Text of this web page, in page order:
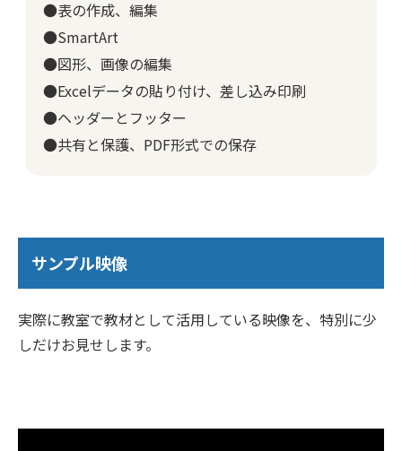
●表の作成、編集
●SmartArt
●図形、画像の編集
●Excelデータの貼り付け、差し込み印刷
●ヘッダーとフッター
●共有と保護、PDF形式での保存
サンプル映像
実際に教室で教材として活用している映像を、特別に少
しだけお見せします。